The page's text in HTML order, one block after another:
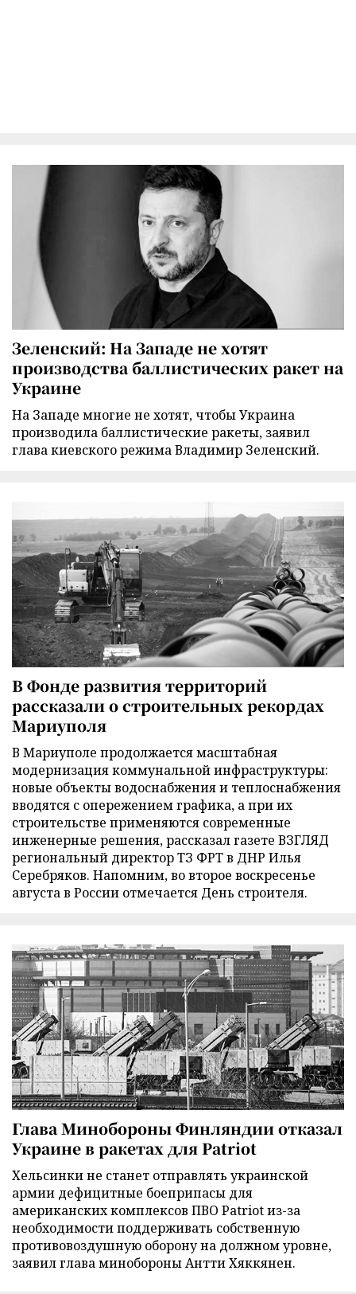
Зеленский: На Западе не хотят
производства баллистических ракет на
Украине
На Западе многие не хотят, чтобы Украина
производила баллистические ракеты, заявил
глава киевского режима Владимир Зеленский.
В Фонде развития территорий
рассказали о строительных рекордах
Мариуполя
В Мариуполе продолжается масштабная
модернизация коммунальной инфраструктуры:
новые объекты водоснабжения и теплоснабжения
вводятся с опережением графика, а при их
строительстве применяются современные
инженерные решения, рассказал газете ВЗГЛЯД
региональный директор ТЗ ФРТ в ДНР Илья
Серебряков. Напомним, во второе воскресенье
августа в России отмечается День строителя.
Глава Минобороны Финляндии отказал
Украине в ракетах для Patriot
Хельсинки не станет отправлять украинской
армии дефицитные боеприпасы для
американских комплексов ПВО Patriot из-за
необходимости поддерживать собственную
противовоздушную оборону на должном уровне,
заявил глава минобороны Антти Хяккянен.